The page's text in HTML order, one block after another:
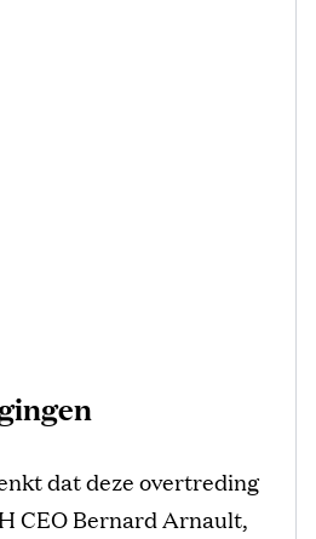
dat deze overtreding
CEO Bernard Arnault,